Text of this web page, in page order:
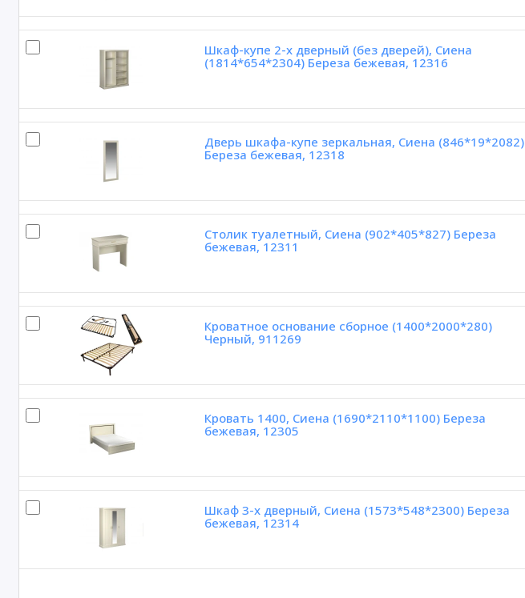
Шкаф-купе 2-х дверный (без дверей), Сиена
(1814*654*2304) Береза бежевая, 12316
Дверь шкафа-купе зеркальная, Сиена (846*19*2082)
Береза бежевая, 12318
Столик туалетный, Сиена (902*405*827) Береза
бежевая, 12311
Кроватное основание сборное (1400*2000*280)
Черный, 911269
Кровать 1400, Сиена (1690*2110*1100) Береза
бежевая, 12305
Шкаф 3-х дверный, Сиена (1573*548*2300) Береза
бежевая, 12314